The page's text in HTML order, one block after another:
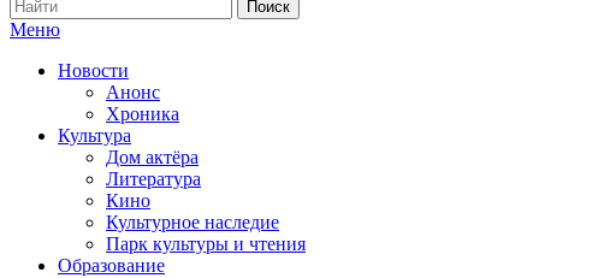
Меню
Новости
Анонс
Хроника
Культура
Дом актёра
Литература
Кино
Культурное наследие
Парк культуры и чтения
Образование